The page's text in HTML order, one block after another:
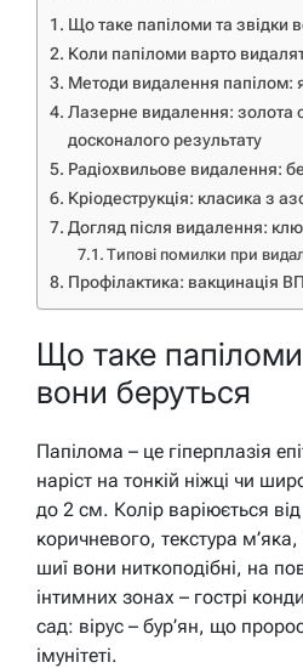
Що таке папіломи та звідки
Коли папіломи варто
Методи видалення папілом:
Лазерне видалення: золота
досконалого результату
Радіохвильове видалення:
Кріодеструкція: класика з
Догляд після видалення:
Типові помилки при
Профілактика: вакцинація
Що таке папіломи
вони беруться
Папілома – це гіперплазія
наріст на тонкій ніжці чи
до 2 см. Колір варіюється
коричневого, текстура м’яка,
шиї вони ниткоподібні, на
інтимних зонах – гострі
сад: вірус – бур’ян, що
імунітеті.